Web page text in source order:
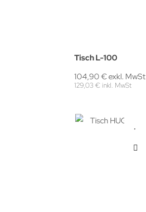
Tisch L-100
104,90 € exkl. MwSt
129,03 € inkl. MwSt